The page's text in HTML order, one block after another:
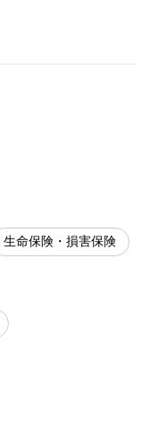
生命保険・損害保険